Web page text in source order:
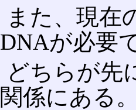
また、現在
DNAが必要
どちらが先
関係にある。